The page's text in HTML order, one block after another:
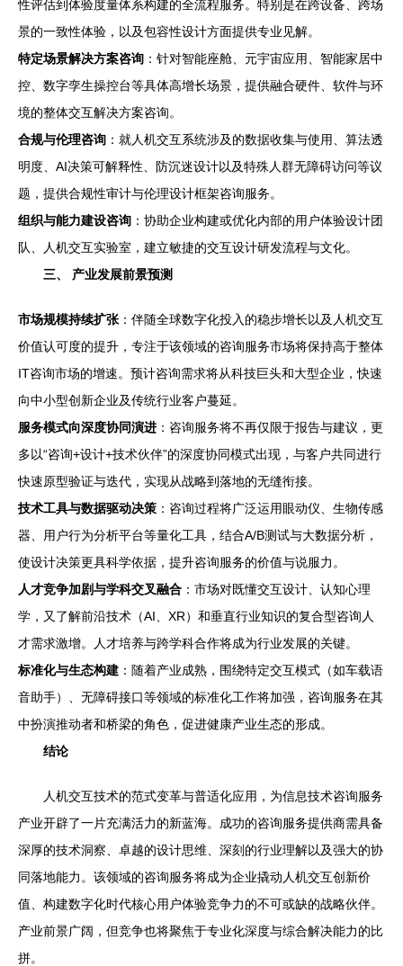
性评估到体验度量体系构建的全流程服务。特别是在跨设备、跨场
景的一致性体验，以及包容性设计方面提供专业见解。
特定场景解决方案咨询 ：针对智能座舱、元宇宙应用、智能家居中
控、数字孪生操控台等具体高增长场景，提供融合硬件、软件与环
境的整体交互解决方案咨询。
合规与伦理咨询 ：就人机交互系统涉及的数据收集与使用、算法透
明度、AI决策可解释性、防沉迷设计以及特殊人群无障碍访问等议
题，提供合规性审计与伦理设计框架咨询服务。
组织与能力建设咨询 ：协助企业构建或优化内部的用户体验设计团
队、人机交互实验室，建立敏捷的交互设计研发流程与文化。
三、 产业发展前景预测
市场规模持续扩张 ：伴随全球数字化投入的稳步增长以及人机交互
价值认可度的提升，专注于该领域的咨询服务市场将保持高于整体
IT咨询市场的增速。预计咨询需求将从科技巨头和大型企业，快速
向中小型创新企业及传统行业客户蔓延。
服务模式向深度协同演进 ：咨询服务将不再仅限于报告与建议，更
多以“咨询+设计+技术伙伴”的深度协同模式出现，与客户共同进行
快速原型验证与迭代，实现从战略到落地的无缝衔接。
技术工具与数据驱动决策 ：咨询过程将广泛运用眼动仪、生物传感
器、用户行为分析平台等量化工具，结合A/B测试与大数据分析，
使设计决策更具科学依据，提升咨询服务的价值与说服力。
人才竞争加剧与学科交叉融合 ：市场对既懂交互设计、认知心理
学，又了解前沿技术（AI、XR）和垂直行业知识的复合型咨询人
才需求激增。人才培养与跨学科合作将成为行业发展的关键。
标准化与生态构建 ：随着产业成熟，围绕特定交互模式（如车载语
音助手）、无障碍接口等领域的标准化工作将加强，咨询服务在其
中扮演推动者和桥梁的角色，促进健康产业生态的形成。
结论
人机交互技术的范式变革与普适化应用，为信息技术咨询服务
产业开辟了一片充满活力的新蓝海。成功的咨询服务提供商需具备
深厚的技术洞察、卓越的设计思维、深刻的行业理解以及强大的协
同落地能力。该领域的咨询服务将成为企业撬动人机交互创新价
值、构建数字化时代核心用户体验竞争力的不可或缺的战略伙伴。
产业前景广阔，但竞争也将聚焦于专业化深度与综合解决能力的比
拼。